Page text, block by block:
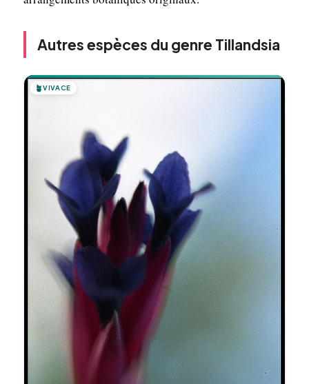
Autres espèces du genre Tillandsia
🪴VIVACE